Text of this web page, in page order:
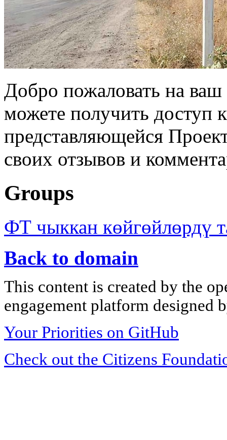
Добро пожаловать на
можете получить доступ
представляющейся
своих отзывов и
Groups
ФТ чыккан көйгөйлөрдү
Back to domain
This content is created by the
engagement platform designed
Your Priorities on GitHub
Check out the Citizens